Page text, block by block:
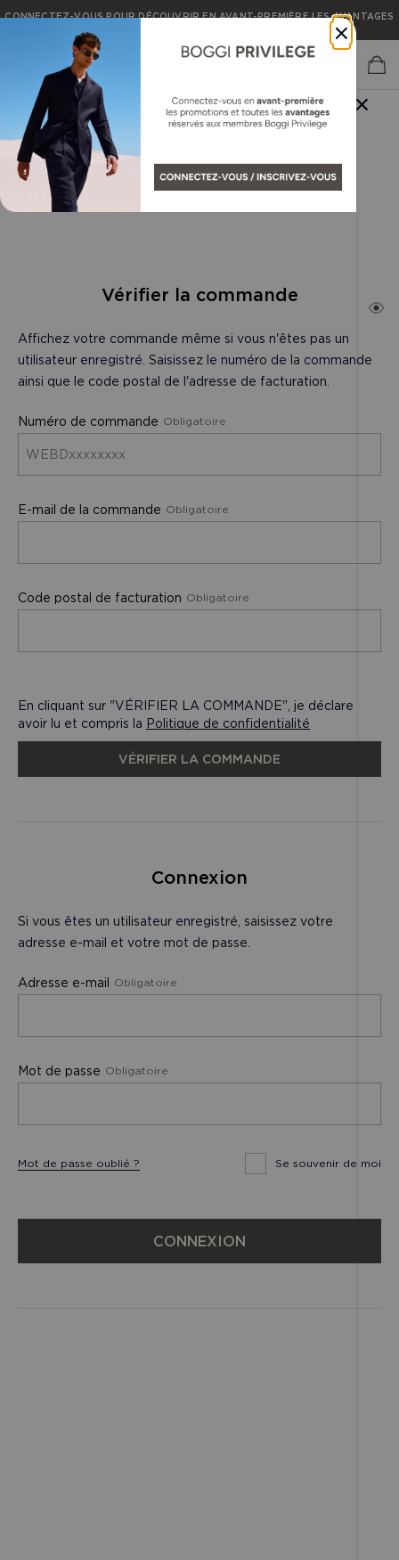
CONNECTEZ-VOUS POUR DÉCOUVRIR EN AVANT-PREMIÈRE LES AVANTAGES
CONNECTEZ-VOUS POUR DÉCOUVRIR EN AVANT-PREMIÈRE LES AVANTAGES
RÉSERVÉS AUX MEMBRES BOGGI PRIVILEGE.
CONNECTEZ-VOUS POUR DÉCOUVRIR EN AVANT-PREMIÈRE LES AVANTAGES
RÉSERVÉS AUX MEMBRES BOGGI PRIVILEGE.
WELCOME TO BOGGI. YOU ARE
CURRENTLY IN OUR BE SITE
SHOP BOGGI UNITED STATES
×
Vérifier la commande
Affichez votre commande même si vous n'êtes pas un
utilisateur enregistré. Saisissez le numéro de la commande
ainsi que le code postal de l'adresse de facturation.
Saisissez les détails de la commande
Numéro de commande Obligatoire
E-mail de la commande Obligatoire
Code postal de facturation Obligatoire
En cliquant sur "VÉRIFIER LA COMMANDE", je déclare
avoir lu et compris la Politique de confidentialité
VÉRIFIER LA COMMANDE
Connexion
Si vous êtes un utilisateur enregistré, saisissez votre
adresse e-mail et votre mot de passe.
Connectez‑vous à votre compte
Adresse e-mail Obligatoire
Mot de passe Obligatoire
Mot de passe oublié ? Se souvenir de moi
CONNEXION
×